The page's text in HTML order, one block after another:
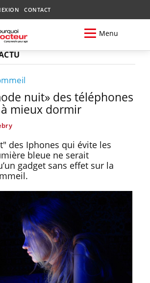
CONTACT
Menu
nuit» des téléphones
à mieux dormir
des Iphones qui évite les
bleue ne serait
gadget sans effet sur la